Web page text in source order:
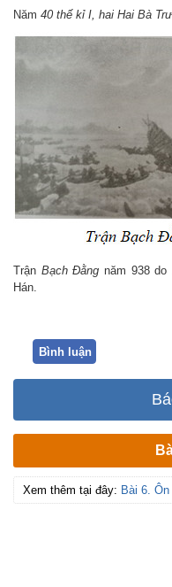
Năm 40 thế kỉ I, hai Hai Bà
Trận Bạch Đằng năm 938 do
Hán.
Bình luận
Xem thêm tại đây: Bài 6.